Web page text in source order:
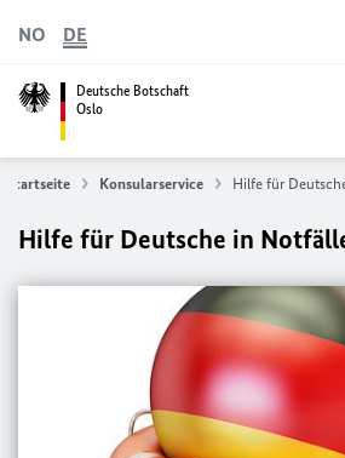
Deutsche Botschaft
Oslo
NO DE
Startseite Konsularservice Hilfe für
Hilfe für Deutsche in